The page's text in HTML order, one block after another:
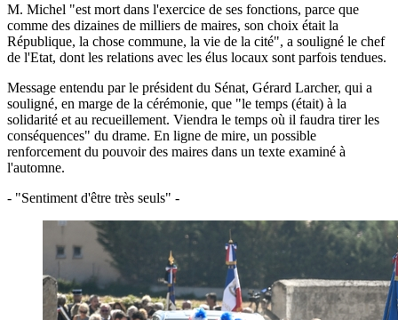
M. Michel "est mort dans l'exercice de ses fonctions, parce que
comme des dizaines de milliers de maires, son choix était la
République, la chose commune, la vie de la cité", a souligné le chef
de l'Etat, dont les relations avec les élus locaux sont parfois tendues.
Message entendu par le président du Sénat, Gérard Larcher, qui a
souligné, en marge de la cérémonie, que "le temps (était) à la
solidarité et au recueillement. Viendra le temps où il faudra tirer les
conséquences" du drame. En ligne de mire, un possible
renforcement du pouvoir des maires dans un texte examiné à
l'automne.
- "Sentiment d'être très seuls" -